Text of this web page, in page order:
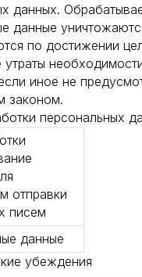
данных.
данные
по достижении
утраты
иное не
законом.
персональных
отправки
писем
данные
убеждения